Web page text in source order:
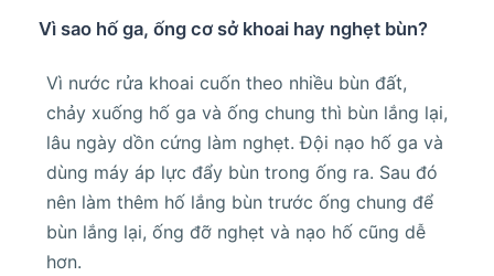
Vì sao hố ga, ống cơ sở khoai hay nghẹt bùn?
Vì nước rửa khoai cuốn theo nhiều bùn đất,
chảy xuống hố ga và ống chung thì bùn lắng lại,
lâu ngày dồn cứng làm nghẹt. Đội nạo hố ga và
dùng máy áp lực đẩy bùn trong ống ra. Sau đó
nên làm thêm hố lắng bùn trước ống chung để
bùn lắng lại, ống đỡ nghẹt và nạo hố cũng dễ
hơn.